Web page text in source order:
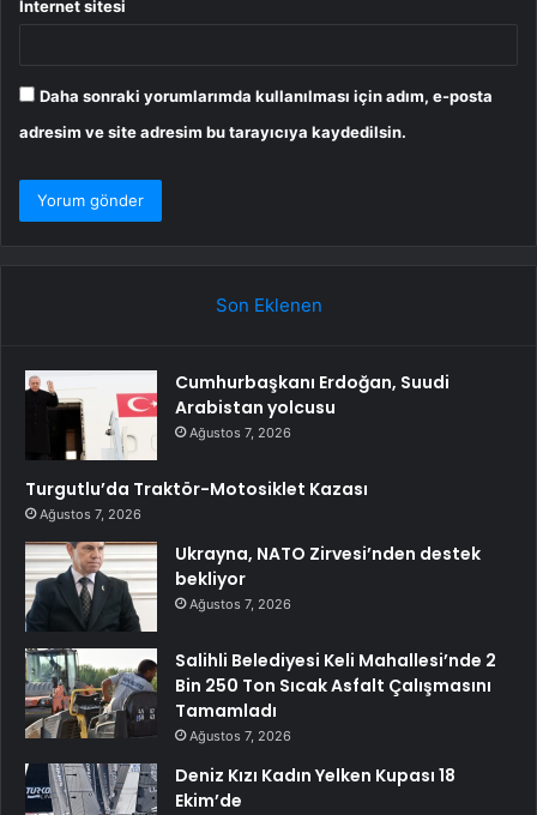
İnternet sitesi
Daha sonraki yorumlarımda kullanılması için adım, e-posta
adresim ve site adresim bu tarayıcıya kaydedilsin.
Son Eklenen
Cumhurbaşkanı Erdoğan, Suudi
Arabistan yolcusu
Ağustos 7, 2026
Turgutlu’da Traktör-Motosiklet Kazası
Ağustos 7, 2026
Ukrayna, NATO Zirvesi’nden destek
bekliyor
Ağustos 7, 2026
Salihli Belediyesi Keli Mahallesi’nde 2
Bin 250 Ton Sıcak Asfalt Çalışmasını
Tamamladı
Ağustos 7, 2026
Deniz Kızı Kadın Yelken Kupası 18
Ekim’de